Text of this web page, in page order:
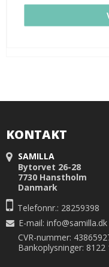
KONTAKT
SAMILLA
Bytorvet 26-28
7730 Hanstholm
Danmark
Telefonnr.: 28259398
E-mail: info@samilla.dk
CVR-nummer:
Bankoplysninger: 8122